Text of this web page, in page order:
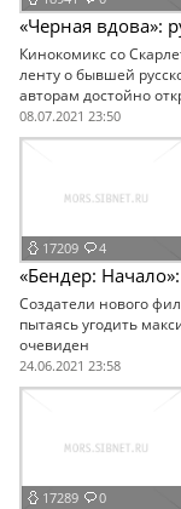
«Черная вдова»:
Кинокомикс со
ленту о бывшей
авторам достойно
08.07.2021 23:50
17209 4
«Бендер:
Создатели нового
пытаясь угодить
очевиден
24.06.2021 23:58
17289 0